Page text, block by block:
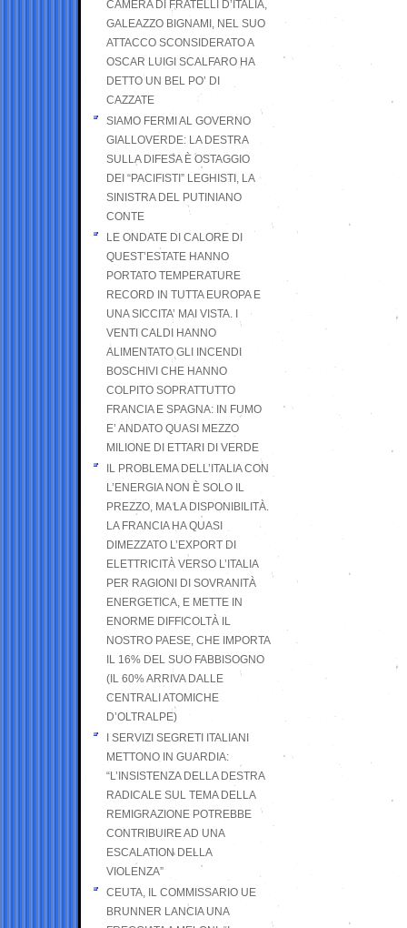
CAMERA DI FRATELLI D’ITALIA,
GALEAZZO BIGNAMI, NEL SUO
ATTACCO SCONSIDERATO A
OSCAR LUIGI SCALFARO HA
DETTO UN BEL PO’ DI
CAZZATE
SIAMO FERMI AL GOVERNO
GIALLOVERDE: LA DESTRA
SULLA DIFESA È OSTAGGIO
DEI “PACIFISTI” LEGHISTI, LA
SINISTRA DEL PUTINIANO
CONTE
LE ONDATE DI CALORE DI
QUEST’ESTATE HANNO
PORTATO TEMPERATURE
RECORD IN TUTTA EUROPA E
UNA SICCITA’ MAI VISTA. I
VENTI CALDI HANNO
ALIMENTATO GLI INCENDI
BOSCHIVI CHE HANNO
COLPITO SOPRATTUTTO
FRANCIA E SPAGNA: IN FUMO
E’ ANDATO QUASI MEZZO
MILIONE DI ETTARI DI VERDE
IL PROBLEMA DELL’ITALIA CON
L’ENERGIA NON È SOLO IL
PREZZO, MA LA DISPONIBILITÀ.
LA FRANCIA HA QUASI
DIMEZZATO L’EXPORT DI
ELETTRICITÀ VERSO L’ITALIA
PER RAGIONI DI SOVRANITÀ
ENERGETICA, E METTE IN
ENORME DIFFICOLTÀ IL
NOSTRO PAESE, CHE IMPORTA
IL 16% DEL SUO FABBISOGNO
(IL 60% ARRIVA DALLE
CENTRALI ATOMICHE
D’OLTRALPE)
I SERVIZI SEGRETI ITALIANI
METTONO IN GUARDIA:
“L’INSISTENZA DELLA DESTRA
RADICALE SUL TEMA DELLA
REMIGRAZIONE POTREBBE
CONTRIBUIRE AD UNA
ESCALATION DELLA
VIOLENZA”
CEUTA, IL COMMISSARIO UE
BRUNNER LANCIA UNA